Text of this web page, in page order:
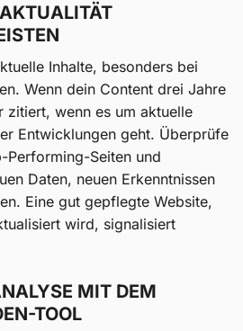
Inhalte, besonders bei
Wenn dein Content drei Jahre
zitiert, wenn es um aktuelle
Entwicklungen geht. Überprüfe
Performing-Seiten und
Daten, neuen Erkenntnissen
Eine gut gepflegte Website,
wird, signalisiert
MIT DEM
TOOL